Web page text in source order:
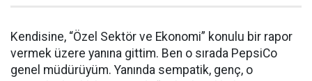
Kendisine, “Özel Sektör ve Ekonomi” konulu bir rapor
vermek üzere yanına gittim. Ben o sırada PepsiCo
genel müdürüyüm. Yanında sempatik, genç, o